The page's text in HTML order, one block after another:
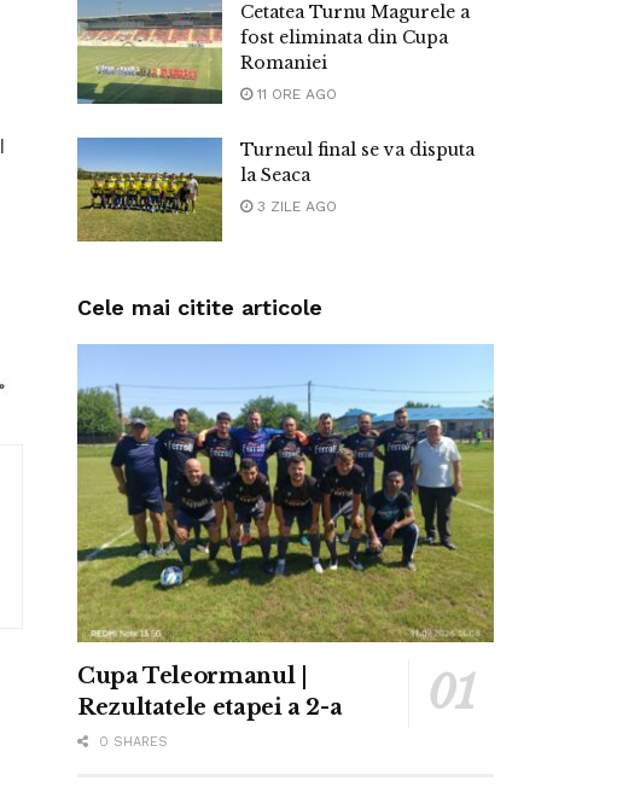
Cetatea Turnu Magurele a
fost eliminata din Cupa
Romaniei
11 ORE AGO
Turneul final se va disputa
la Seaca
3 ZILE AGO
Cele mai citite articole
Cupa Teleormanul |
Rezultatele etapei a 2-a
0 SHARES